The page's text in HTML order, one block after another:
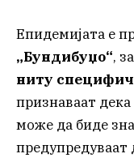
Епидемијата е
„Бундибуџо“,
ниту
признаваат
може да биде
предупредуваат